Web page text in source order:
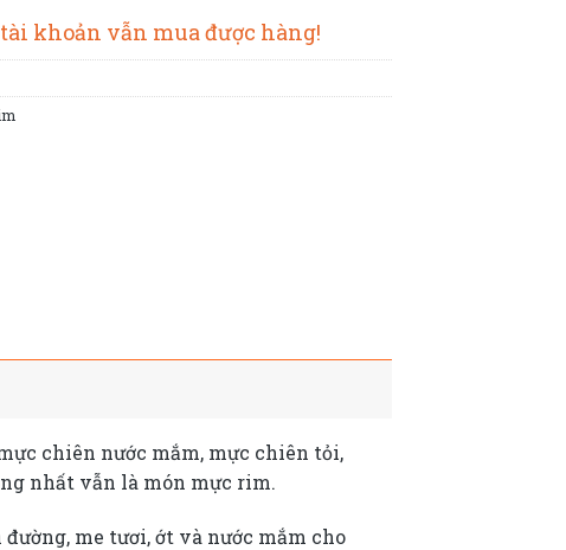
khoản vẫn mua được hàng!
chiên nước mắm, mực chiên tỏi,
nhất vẫn là món mực rim.
me tươi, ớt và nước mắm cho